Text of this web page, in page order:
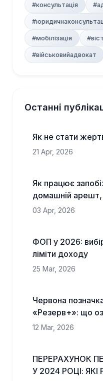
#консультація
#мобілізація
#військовийадвокат
Останні
Як не стати
21 Apr, 2026
Як працює
домашній арешт,
03 Apr, 2026
ФОП у 2026:
ліміти доходу
25 Mar, 2026
Червона
«Резерв+»: що
12 Mar, 2026
ПЕРЕРАХУНОК
У 2024 РОЦІ: ЯКІ